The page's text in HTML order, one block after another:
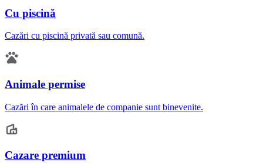
Cu piscină
Cazări cu piscină privată sau comună.
Animale permise
Cazări în care animalele de companie sunt binevenite.
Cazare premium